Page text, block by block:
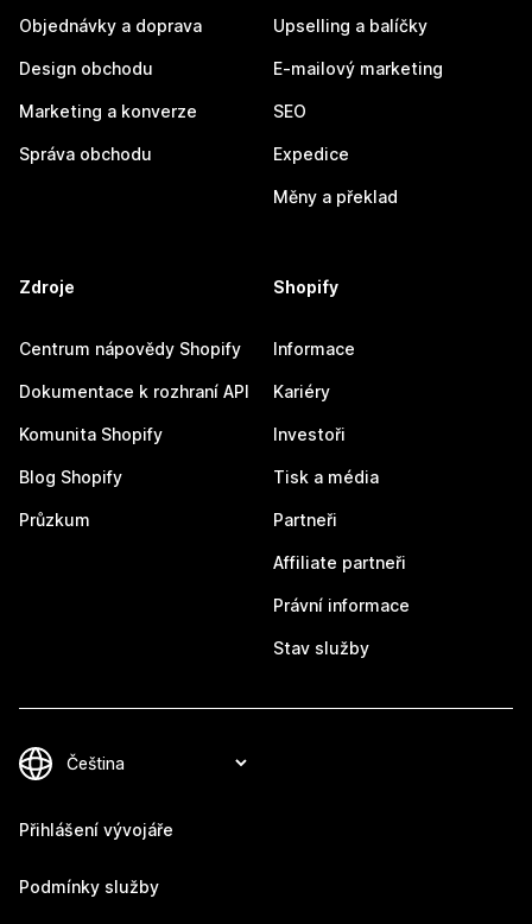
Objednávky a doprava
Design obchodu
Marketing a konverze
Správa obchodu
Upselling a balíčky
E-mailový marketing
SEO
Expedice
Měny a překlad
Zdroje
Centrum nápovědy Shopify
Dokumentace k rozhraní API
Komunita Shopify
Blog Shopify
Průzkum
Shopify
Informace
Kariéry
Investoři
Tisk a média
Partneři
Affiliate partneři
Právní informace
Stav služby
Přihlášení vývojáře
Podmínky služby